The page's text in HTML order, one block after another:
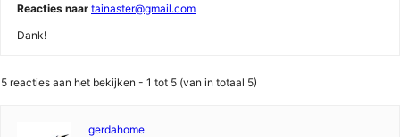
Reacties naar tainaster@gmail.com
Dank!
5 reacties aan het bekijken - 1 tot 5 (van in totaal 5)
gerdahome